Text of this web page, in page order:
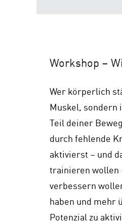
Workshop –
Wer körperlich
Muskel, sondern
Teil deiner
durch fehlende
aktivierst – und
trainieren wollen
verbessern
haben und mehr
Potenzial zu